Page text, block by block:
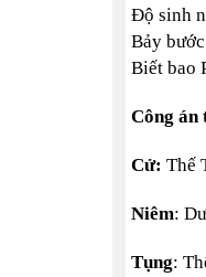
Độ sinh
Bảy
Biết bao
Công án
Cử: Thế
Niêm:
Tụng: